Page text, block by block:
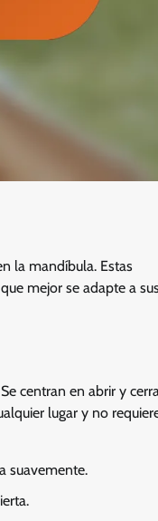
la mandíbula. Estas
mejor se adapte a
centran en abrir y
lugar y no
suavemente.